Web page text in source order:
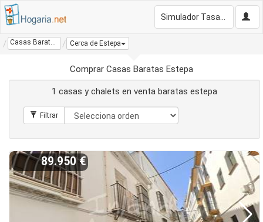
Casas Baratas Estepa Cerca de Estepa
Comprar Casas Baratas Estepa
1 casas y chalets en venta baratas estepa
89.950 €